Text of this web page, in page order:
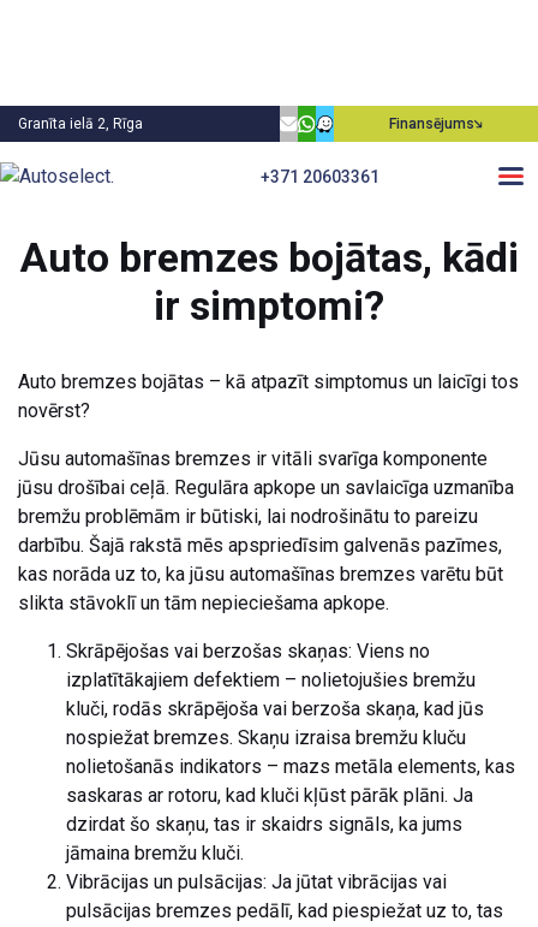
Granīta ielā 2, Rīga Finansējums
+371 20603361
Atpakaļ
Auto bremzes bojātas, kādi
ir simptomi?
Auto bremzes bojātas – kā atpazīt simptomus un laicīgi tos
novērst?
Jūsu automašīnas bremzes ir vitāli svarīga komponente
jūsu drošībai ceļā. Regulāra apkope un savlaicīga uzmanība
bremžu problēmām ir būtiski, lai nodrošinātu to pareizu
darbību. Šajā rakstā mēs apspriedīsim galvenās pazīmes,
kas norāda uz to, ka jūsu automašīnas bremzes varētu būt
slikta stāvoklī un tām nepieciešama apkope.
Skrāpējošas vai berzošas skaņas: Viens no
izplatītākajiem defektiem – nolietojušies bremžu
kluči, rodās skrāpējoša vai berzoša skaņa, kad jūs
nospiežat bremzes. Skaņu izraisa bremžu kluču
nolietošanās indikators – mazs metāla elements, kas
saskaras ar rotoru, kad kluči kļūst pārāk plāni. Ja
dzirdat šo skaņu, tas ir skaidrs signāls, ka jums
jāmaina bremžu kluči.
Vibrācijas un pulsācijas: Ja jūtat vibrācijas vai
pulsācijas bremzes pedālī, kad piespiežat uz to, tas